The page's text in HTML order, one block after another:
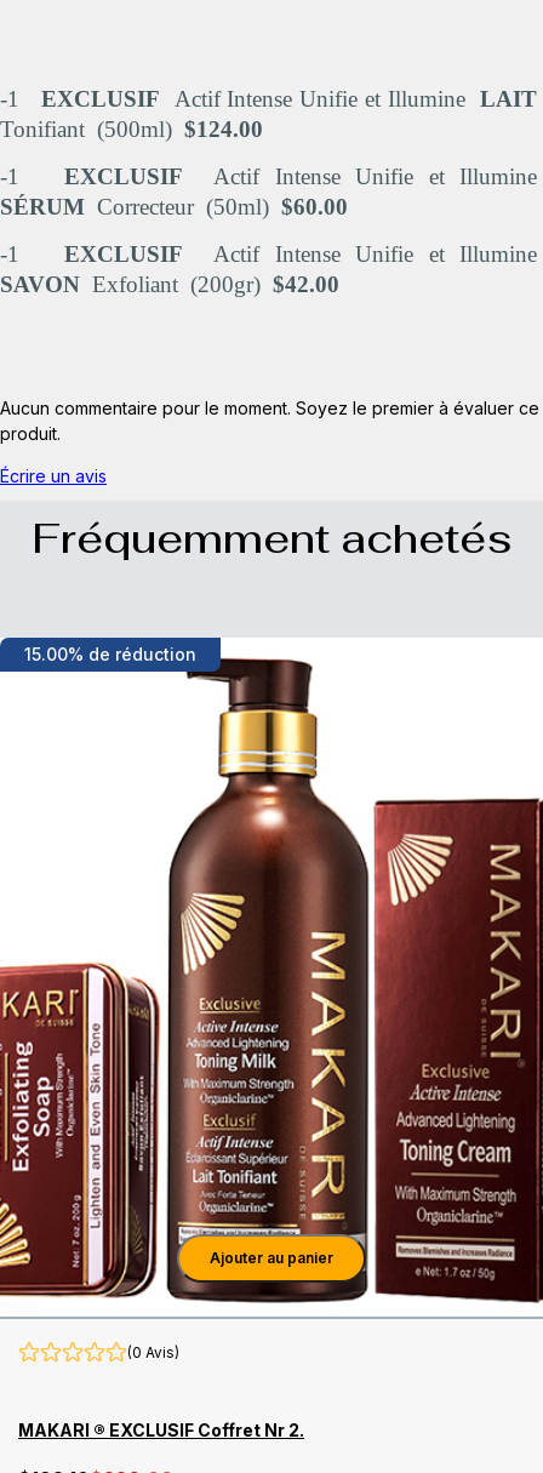
-1 EXCLUSIF Actif Intense Unifie et IllumineLAIT
Tonifiant (500ml) $124.00
-1
EXCLUSIF
Actif Intense Unifie et Illumine
SÉRUM Correcteur (50ml) $60.00
-1EXCLUSIF
Actif Intense Unifie et Illumine
SAVON Exfoliant (200gr) $42.00
Aucun commentaire pour le moment. Soyez le premier à évaluer ce
produit.
Écrire un avis
Fréquemment achetés
15.00% de réduction
Ajouter au panier
(0 Avis)
MAKARI ® EXCLUSIF Coffret Nr 2.